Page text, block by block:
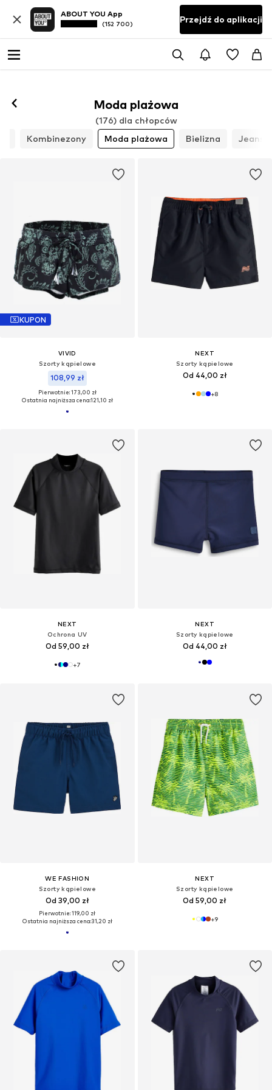
ABOUT YOU App
(152 700) Przejdź do aplikacji
Moda plażowa
(176) dla chłopców
Kombinezony Moda plażowa Bielizna Jeansy
KUPON
VIVID
Szorty kąpielowe
108,99 zł
Pierwotnie: 173,00 zł
Ostatnia najniższa cena:121,10 zł
NEXT
Szorty kąpielowe
Od 44,00 zł
+8
NEXT
Ochrona UV
Od 59,00 zł
+7
NEXT
Szorty kąpielowe
Od 44,00 zł
WE FASHION
Szorty kąpielowe
Od 39,00 zł
Pierwotnie: 119,00 zł
Ostatnia najniższa cena:31,20 zł
NEXT
Szorty kąpielowe
Od 59,00 zł
+9